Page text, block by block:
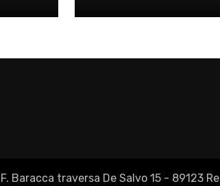
Re
traversa De Salvo 15 - 89123